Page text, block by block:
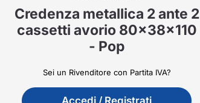
Credenza metallica 2 ante 2
cassetti avorio 80x38x110
- Pop
Sei un Rivenditore con Partita IVA?
Accedi / Registrati